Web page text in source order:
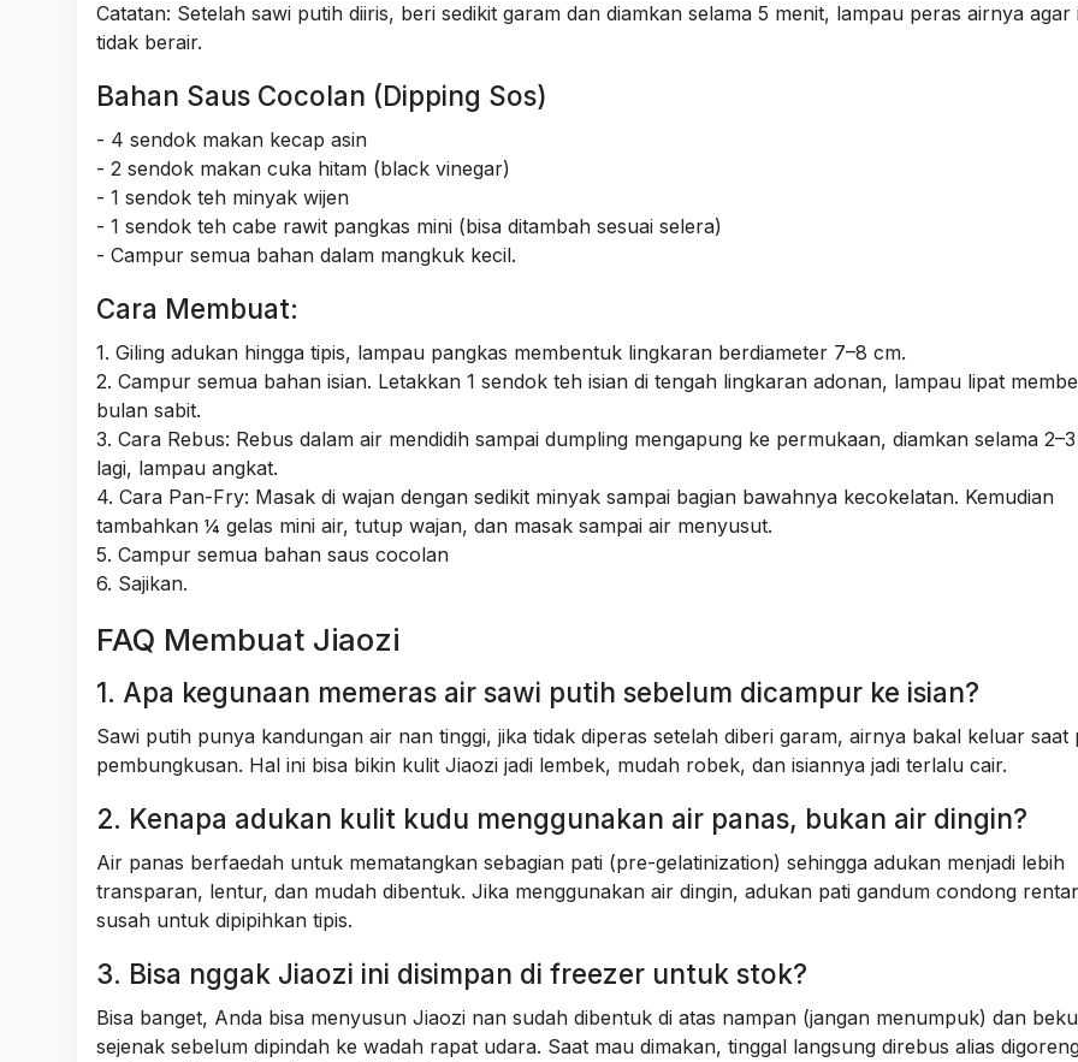
Catatan: Setelah sawi putih diiris, beri sedikit garam dan diamkan selama 5 menit, lampau peras airnya agar
tidak berair.
Bahan Saus Cocolan (Dipping Sos)
- 4 sendok makan kecap asin
- 2 sendok makan cuka hitam (black vinegar)
- 1 sendok teh minyak wijen
- 1 sendok teh cabe rawit pangkas mini (bisa ditambah sesuai selera)
- Campur semua bahan dalam mangkuk kecil.
Cara Membuat:
1. Giling adukan hingga tipis, lampau pangkas membentuk lingkaran berdiameter 7–8 cm.
2. Campur semua bahan isian. Letakkan 1 sendok teh isian di tengah lingkaran adonan, lampau lipat
bulan sabit.
3. Cara Rebus: Rebus dalam air mendidih sampai dumpling mengapung ke permukaan, diamkan selama
lagi, lampau angkat.
4. Cara Pan-Fry: Masak di wajan dengan sedikit minyak sampai bagian bawahnya kecokelatan. Kemudian
tambahkan ¼ gelas mini air, tutup wajan, dan masak sampai air menyusut.
5. Campur semua bahan saus cocolan
6. Sajikan.
FAQ Membuat Jiaozi
1. Apa kegunaan memeras air sawi putih sebelum dicampur ke isian?
Sawi putih punya kandungan air nan tinggi, jika tidak diperas setelah diberi garam, airnya bakal keluar saat
pembungkusan. Hal ini bisa bikin kulit Jiaozi jadi lembek, mudah robek, dan isiannya jadi terlalu cair.
2. Kenapa adukan kulit kudu menggunakan air panas, bukan air dingin?
Air panas berfaedah untuk mematangkan sebagian pati (pre-gelatinization) sehingga adukan menjadi lebih
transparan, lentur, dan mudah dibentuk. Jika menggunakan air dingin, adukan pati gandum condong
susah untuk dipipihkan tipis.
3. Bisa nggak Jiaozi ini disimpan di freezer untuk stok?
Bisa banget, Anda bisa menyusun Jiaozi nan sudah dibentuk di atas nampan (jangan menumpuk) dan
sejenak sebelum dipindah ke wadah rapat udara. Saat mau dimakan, tinggal langsung direbus alias